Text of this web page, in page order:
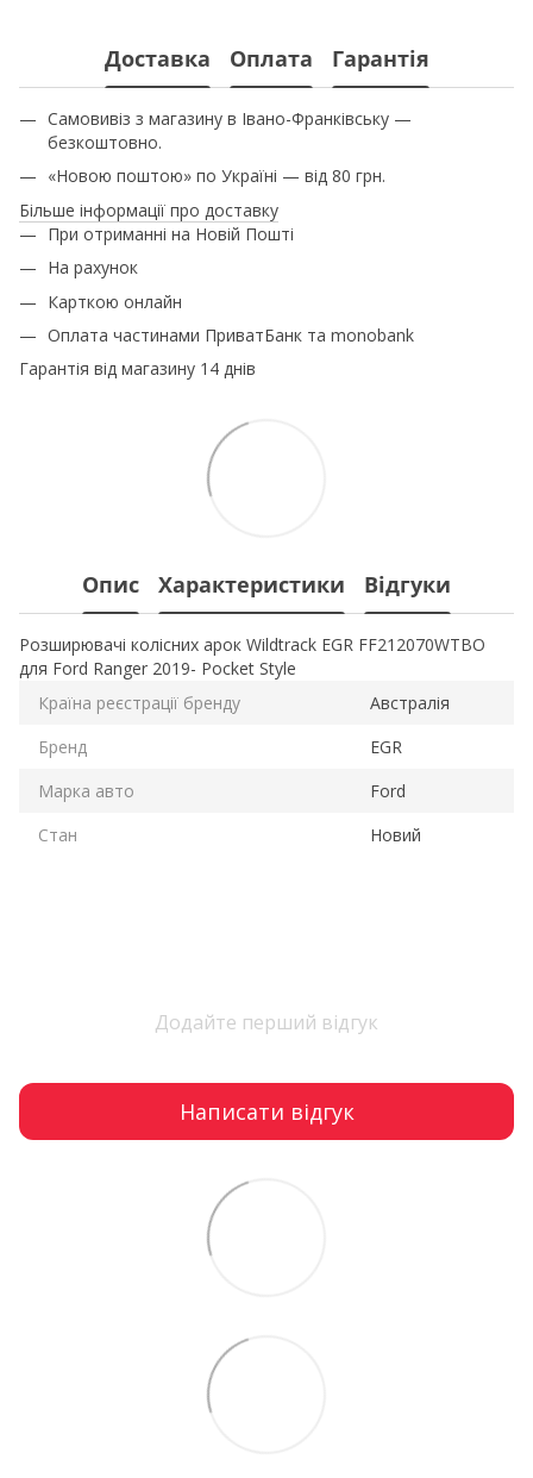
Доставка Оплата Гарантія
Самовивіз з магазину в Івано-Франківську —
безкоштовно.
«Новою поштою» по Україні — від 80 грн.
Більше інформації про доставку
При отриманні на Новій Пошті
На рахунок
Карткою онлайн
Оплата частинами ПриватБанк та monobank
Гарантія від магазину 14 днів
Опис Характеристики Відгуки
Розширювачі колісних арок Wildtrack EGR FF212070WTBO
для Ford Ranger 2019- Pocket Style
Країна реєстрації бренду
Австралія
Бренд
EGR
Марка авто
Ford
Стан
Новий
Додайте перший відгук
Написати відгук